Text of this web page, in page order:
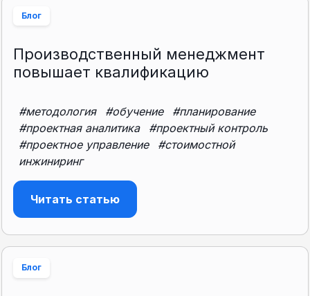
Блог
Производственный менеджмент
повышает квалификацию
#методология #обучение
#планирование
#проектная аналитика
#проектный контроль
#проектное управление
#стоимостной
инжиниринг
Читать статью
Блог